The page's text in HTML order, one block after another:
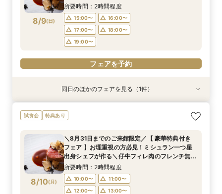
8/9(日)
試食／ 不安解消* お2人安心相談会も◎
所要時間：2時間程度
15:00〜
16:00〜
17:00〜
18:00〜
19:00〜
フェアを予約
特典あり
8/9(日)
【限定BIGフェア】お料理重視の方必見！ ミシュ
ラン一つ星出身シェフが作る 仔牛フィレ肉のフ
談会も
所要時間：2時間程度
15:00〜
16:00〜
17:00〜
18:00〜
19:00〜
同日のほかのフェアを見る（1件）
試食会 特典あり
8/10(月)
＼8月31日までのご来館限定／【 豪華特典付き
フェア 】お理重視の方必見！ミシュラン一つ星
出身シェフが作る＼仔牛フィレ肉のフレンチ無料
試食／ 不安解消* お2人安心相談会も◎
所要時間：2時間程度
10:00〜
11:00〜
12:00〜
13:00〜